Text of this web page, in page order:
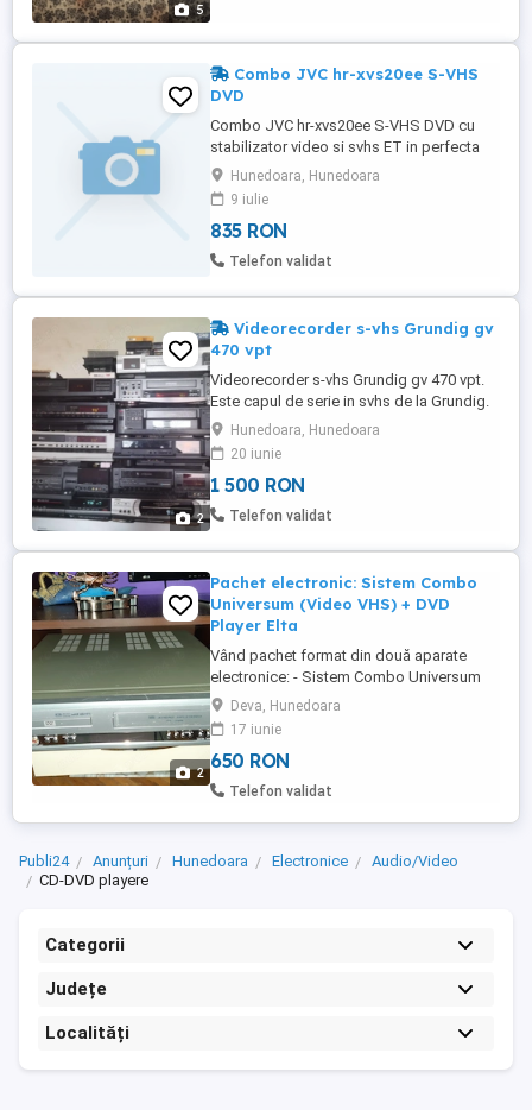
5
Combo JVC hr-xvs20ee S-VHS
DVD
Combo JVC hr-xvs20ee S-VHS DVD cu
stabilizator video si svhs ET in perfecta
stare de functionare.Telecomanda
originala inclusa.
Hunedoara, Hunedoara
9 iulie
835 RON
Telefon validat
2
Videorecorder s-vhs Grundig gv
470 vpt
Videorecorder s-vhs Grundig gv 470 vpt.
Este capul de serie in svhs de la Grundig.
Este dotat cu casti. Are nivel audio
manual.Se vinde împreună cu
telecomanda originala.
Hunedoara, Hunedoara
20 iunie
1 500 RON
Telefon validat
2
Pachet electronic: Sistem Combo
Universum (Video VHS) + DVD
Player Elta
Vând pachet format din două aparate
electronice: - Sistem Combo Universum
Heimkino-SystemStare: Partea de video
recorder (VHS 6 capete Hi-Fi Stereo) este
perfect funcțională, testată personal.
Partea de DVD , are o problema ce poare fi
remediata. Accesorii: Se vinde fără
Deva, Hunedoara
17 iunie
650 RON
Telefon validat
Publi24 Anunțuri Hunedoara Electronice
Audio/Video
CD-DVD playere
Categorii
Județe
Localități